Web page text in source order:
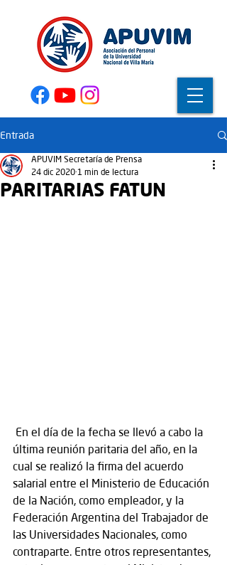
Entrada
PARITARIAS FATUN
APUVIM Secretaría de Prensa
24 dic 2020 1 min de lectura
última reunión paritaria del año, en la
cual se realizó la firma del acuerdo
salarial entre el Ministerio de Educación
de la Nación, como empleador, y la
Federación Argentina del Trabajador de
las Universidades Nacionales, como
contraparte. Entre otros representantes,